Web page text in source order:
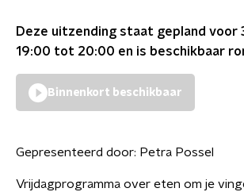
Deze uitzending staat gepland voor
19:00 tot 20:00 en is beschikbaar
Binnenkort beschikbaar
Gepresenteerd door: Petra Possel
Vrijdagprogramma over eten om je